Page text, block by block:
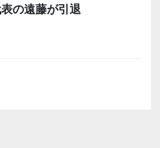
の遠藤が引退